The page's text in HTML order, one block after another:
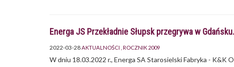
Energa JS Przekładnie Słupsk przegrywa w Gdańsku.
2022-03-28AKTUALNOŚCI ROCZNIK 2009
W dniu 18.03.2022 r., Energa SA Starosielski Fabryka - K&K